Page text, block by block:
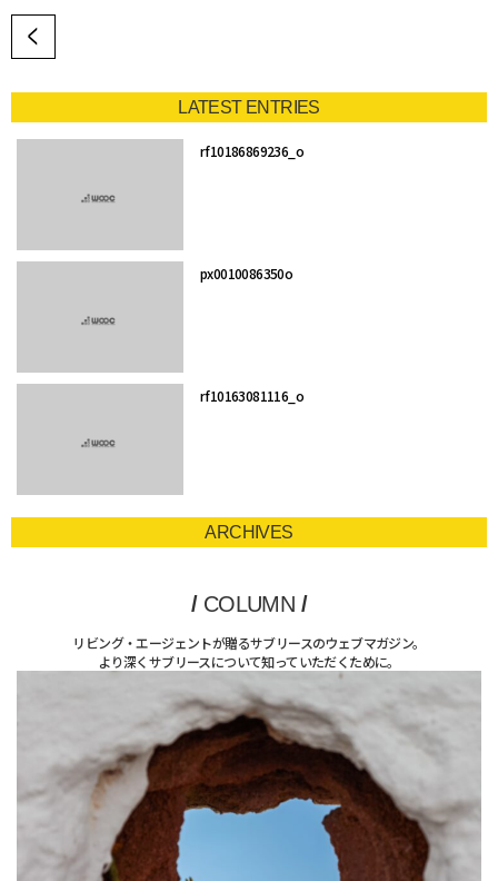
LATEST ENTRIES
rf10186869236_o
px0010086350o
rf10163081116_o
ARCHIVES
/ COLUMN /
リビング・エージェントが贈るサブリースのウェブマガジン。
より深くサブリースについて知っていただくために。